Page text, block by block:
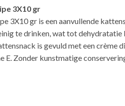
3X10 gr
3X10 gr is een aanvullende
te drinken, wat tot dehydratatie
is gevuld met een crème
Zonder kunstmatige